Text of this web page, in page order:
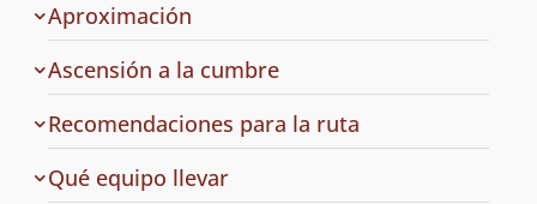
Aproximación
Ascensión a la cumbre
Recomendaciones para la ruta
Qué equipo llevar